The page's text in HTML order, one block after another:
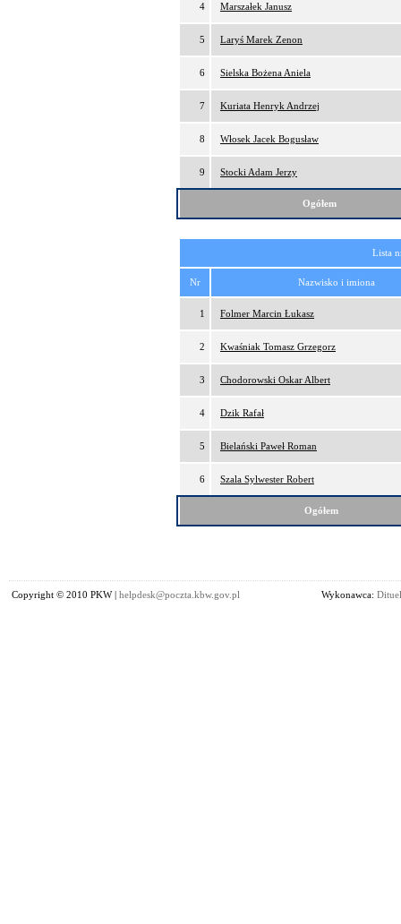
4 Marszałek Janusz
5 Laryś Marek Zenon
6 Sielska Bożena Aniela
7 Kuriata Henryk Andrzej
8 Włosek Jacek Bogusław
9 Stocki Adam Jerzy
Ogółem
Lista
Nr Nazwisko i imiona
1 Folmer Marcin Łukasz
2 Kwaśniak Tomasz Grzegorz
3 Chodorowski Oskar Albert
4 Dzik Rafał
5 Bielański Paweł Roman
6 Szala Sylwester Robert
Ogółem
Copyright © 2010 PKW | helpdesk@poczta.kbw.gov.pl Wykonawca: